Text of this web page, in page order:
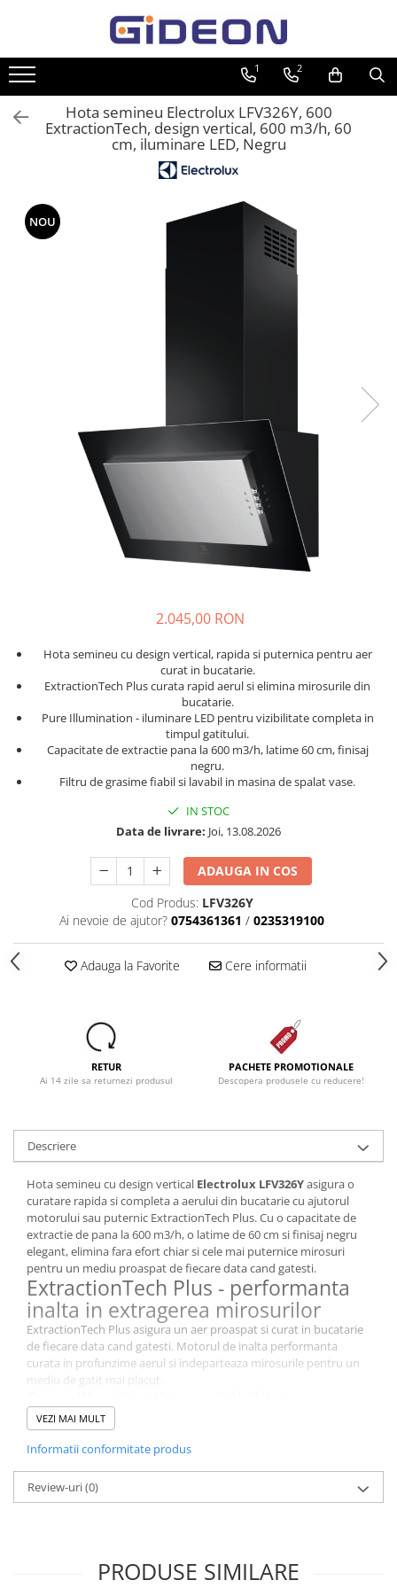
Toate Produsele
Electrocasnice
Electrocasnice mici
Roboti de bucatarie
Aspiratoare
Cuptoare cu microunde
Accesorii Piese Aspiratoare
Accesorii Piese Plite Aragazuri
Accesorii Piese Cuptoare
Accesorii Piese Cuptoare
si Uscatoare
Accesorii Electrocasnice Mici
Accesorii Piese Aer Conditionat
Casa si gradina
Home & Deco
Accesorii Audio Hi-Fi
Ingrijire personala
Produse pentru copii
GRUPA 0+1 2 3/ 0-36 kg / 0-12 ani
Jucarii si Jocuri
Cuburi si caramizi
Imprimante
Stocare date
Baterii laptop
Cabluri
Retelistica
Sugestii cadou
Resigilate
1 2
Hota semineu Electrolux LFV326Y, 600
ExtractionTech, design vertical, 600 m3/h, 60
cm, iluminare LED, Negru
NOU
2.045,00 RON
Hota semineu cu design vertical, rapida si puternica pentru aer
curat in bucatarie.
ExtractionTech Plus curata rapid aerul si elimina mirosurile din
bucatarie.
Pure Illumination - iluminare LED pentru vizibilitate completa in
timpul gatitului.
Capacitate de extractie pana la 600 m3/h, latime 60 cm, finisaj
negru.
Filtru de grasime fiabil si lavabil in masina de spalat vase.
IN STOC
Data de livrare: Joi, 13.08.2026
ADAUGA IN COS
Cod Produs: LFV326Y
Ai nevoie de ajutor? 0754361361 / 0235319100
Adauga la Favorite Cere informatii
RETUR
Ai 14 zile sa returnezi produsul
PACHETE PROMOTIONALE
Descopera produsele cu reducere!
Descriere
Hota semineu cu design vertical Electrolux LFV326Yasigura o
curatare rapida si completa a aerului din bucatarie cu ajutorul
motorului sau puternic ExtractionTech Plus. Cu o capacitate de
extractie de pana la 600 m3/h, o latime de 60 cm si finisaj negru
elegant, elimina fara efort chiar si cele mai puternice mirosuri
pentru un mediu proaspat de fiecare data cand gatesti.
ExtractionTech Plus - performanta
inalta in extragerea mirosurilor
ExtractionTech Plus asigura un aer proaspat si curat in bucatarie
de fiecare data cand gatesti. Motorul de inalta performanta
curata in profunzime aerul si indeparteaza mirosurile pentru un
mediu de gatit mai placut.
Pure Illumination - vizibilitate
completa in timpul gatitului
Pure Illumination asigura o iluminare intensa si durabila pentru o
vizibilitate completa in timpul gatitului. Luminile LED eficiente din
punct de vedere energetic lumineaza intreaga suprafata de gatit,
pentru ca tu sa vezi fiecare detaliu al procesului de preparare.
Filtru de grasime cu performanta
filtrul poate fi curatat cu usurinta, manual sau in masina de
VEZI MAI MULT
Informatii conformitate produs
Review-uri(0)
PRODUSE SIMILARE